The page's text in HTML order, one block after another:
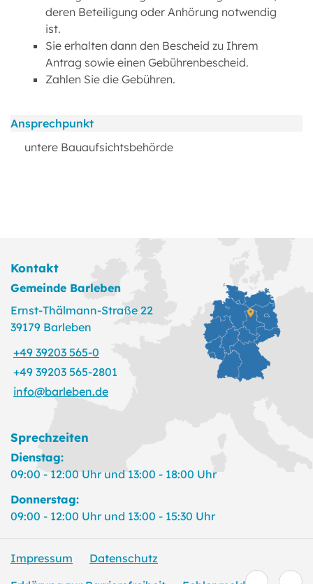
deren Beteiligung oder Anhörung notwendig
ist.
Sie erhalten dann den Bescheid zu Ihrem
Antrag sowie einen Gebührenbescheid.
Zahlen Sie die Gebühren.
Ansprechpunkt
untere Bauaufsichtsbehörde
Kontakt
Gemeinde Barleben
Ernst-Thälmann-Straße 22
39179 Barleben
+49 39203 565-0
+49 39203 565-2801
info@barleben.de
Sprechzeiten
Dienstag:
09:00 - 12:00 Uhr und 13:00 - 18:00 Uhr
Donnerstag:
09:00 - 12:00 Uhr und 13:00 - 15:30 Uhr
Impressum
Datenschutz